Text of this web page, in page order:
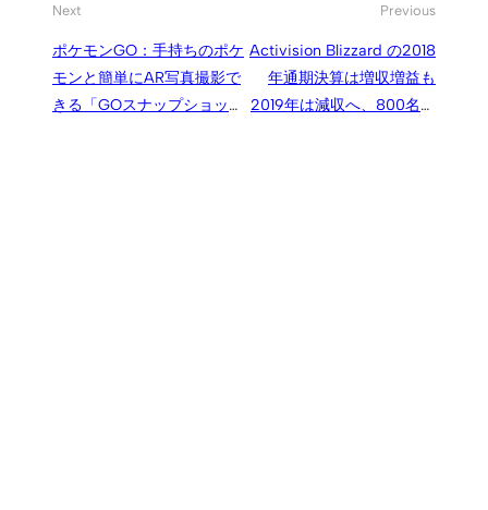
Next
ポケモンGO：手持ちのポケ
モンと簡単にAR写真撮影で
きる「GOスナップショッ
Previous
Activision Blizzard の2018
年通期決算は増収増益も
2019年は減収へ、800名規